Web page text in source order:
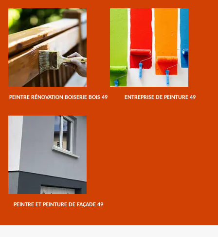
PEINTRE RÉNOVATION BOISERIE BOIS 49 ENTREPRISE DE PEINTURE 49
PEINTRE ET PEINTURE DE FAÇADE 49